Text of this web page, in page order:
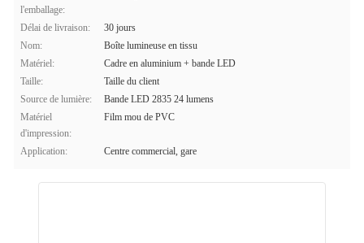
l'emballage:
Délai de livraison:
30 jours
Nom:
Boîte lumineuse en tissu
Matériel:
Cadre en aluminium + bande LED
Taille:
Taille du client
Source de lumière:
Bande LED 2835 24 lumens
Matériel
d'impression:
Film mou de PVC
Application: Centre commercial, gare